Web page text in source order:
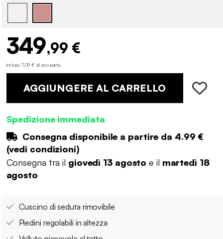
349,99 €
incluso 7,09 € di eco-parte.
AGGIUNGERE AL CARRELLO
Spedizione immediata
Consegna disponibile a partire da 4.99 €
(vedi condizioni)
Consegna tra il giovedì 13 agosto e il martedì 18
agosto
Cuscino di seduta rimovibile
Piedini regolabili in altezza